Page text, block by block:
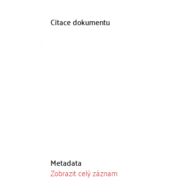
Citace dokumentu
Metadata
Zobrazit celý záznam